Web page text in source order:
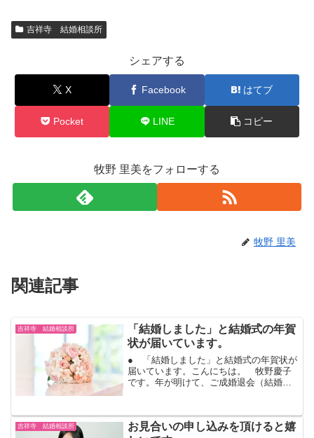
吉祥寺 結婚相談所
シェアする
X Facebook はてブ
Pocket LINE コピー
牧野 里美をフォローする
牧野 里美
関連記事
吉祥寺 結婚相談所
「結婚しました」と結婚式の年賀
状が届いています。
● 「結婚しました」と結婚式の年賀状が
届いています。こんにちは。 牧野慶子
です。年が明けて、ご成婚退会（結婚が
す。「昨年結婚式を挙げました！」幸せ
いっぱいのステキな笑顔...
吉祥寺 結婚相談所
お見合いの申し込みを頂けると嬉